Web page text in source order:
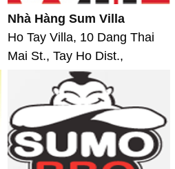
Nhà Hàng Sum Villa
Ho Tay Villa, 10 Dang Thai
Mai St., Tay Ho Dist.,